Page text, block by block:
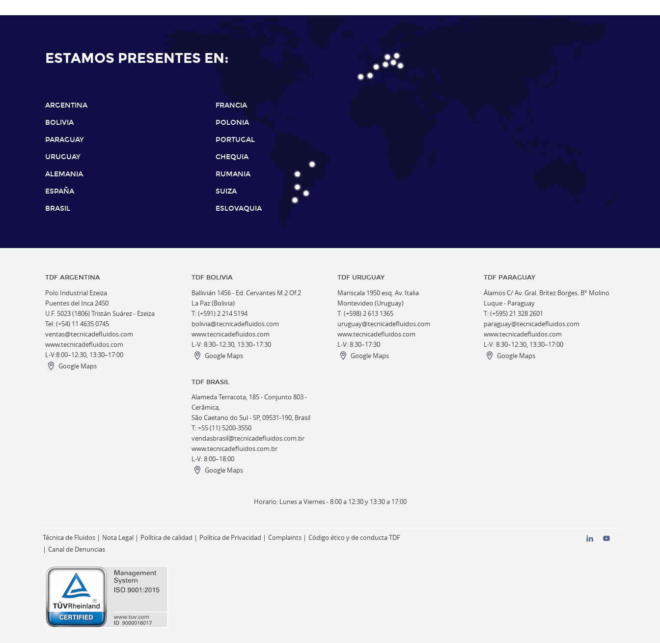
ESTAMOS PRESENTES EN:
ARGENTINA
BOLIVIA
PARAGUAY
URUGUAY
ALEMANIA
ESPAÑA
BRASIL
FRANCIA
POLONIA
PORTUGAL
CHEQUIA
RUMANIA
SUIZA
ESLOVAQUIA
TDF ARGENTINA
Polo Industrial Ezeiza
Puentes del Inca 2450
U.F. 5023 (1806) Tristán Suárez - Ezeiza
Tel: (+54) 11 4635 0745
ventas@tecnicadefluidos.com
www.tecnicadefluidos.com
L-V:8:00–12:30, 13:30–17:00
Google Maps
TDF BOLIVIA
Ballivián 1456 - Ed. Cervantes M.2 Of.2
La Paz (Bolivia)
T: (+591) 2 214 5194
bolivia@tecnicadefluidos.com
www.tecnicadefluidos.com
L-V: 8:30–12:30, 13:30–17:30
Google Maps
TDF URUGUAY
Mariscala 1950 esq. Av. Italia
Montevideo (Uruguay)
T: (+598) 2 613 1365
uruguay@tecnicadefluidos.com
www.tecnicadefluidos.com
L-V: 8:30–17:30
Google Maps
TDF PARAGUAY
Álamos C/ Av. Gral. Brítez Borges. B° Molino
Luque - Paraguay
T: (+595) 21 328 2601
paraguay@tecnicadefluidos.com
www.tecnicadefluidos.com
L-V: 8:30–12:30, 13:30–17:00
Google Maps
TDF BRASIL
Alameda Terracota, 185 - Conjunto 803 -
Cerâmica,
São Caetano do Sul - SP, 09531-190, Brasil
T: +55 (11) 5200-3550
vendasbrasil@tecnicadefluidos.com.br
www.tecnicadefluidos.com.br
L-V: 8:00–18:00
Google Maps
Horario: Lunes a Viernes - 8:00 a 12:30 y 13:30 a 17:00
Técnica de Fluidos Nota Legal Política de calidad Política de Privacidad Complaints
Código ético y de conducta TDF
Canal de Denuncias